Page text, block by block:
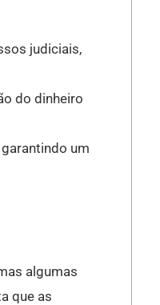
judiciais,
do dinheiro
um
algumas
que as